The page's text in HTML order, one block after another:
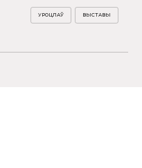
УРОЦЛАЎ ВЫСТАВЫ